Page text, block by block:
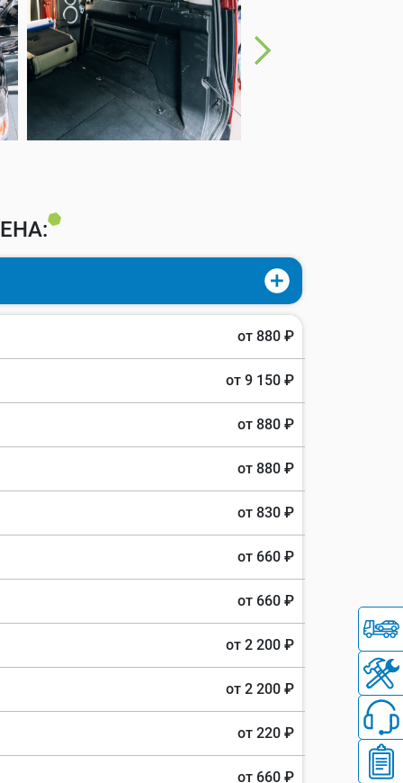
от 880 ₽
от 9 150 ₽
от 880 ₽
от 880 ₽
от 830 ₽
от 660 ₽
от 660 ₽
от 2 200 ₽
от 2 200 ₽
от 220 ₽
от 660 ₽